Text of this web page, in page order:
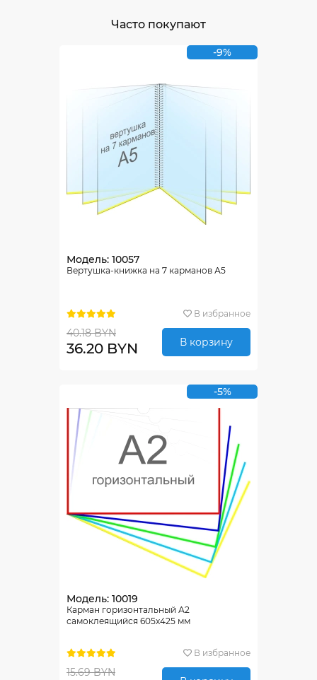
Часто покупают
-9%
Модель: 10057
Вертушка-книжка на 7 карманов А5
В избранное
40.18 BYN
36.20 BYN В корзину
-5%
Модель: 10019
Карман горизонтальный А2
самоклеящийся 605х425 мм
В избранное
15.69 BYN